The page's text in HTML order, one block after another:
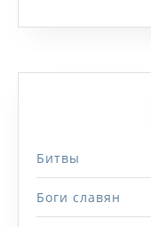
Битвы
Боги славян